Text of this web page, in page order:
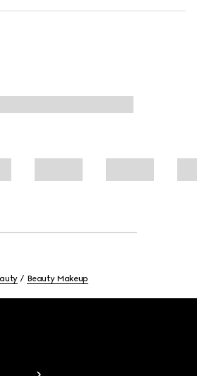
Beauty Makeup